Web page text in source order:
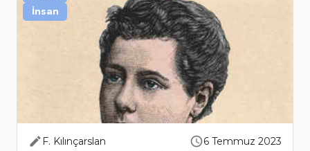
F. Kılınçarslan 6 Temmuz 2023
İnsan